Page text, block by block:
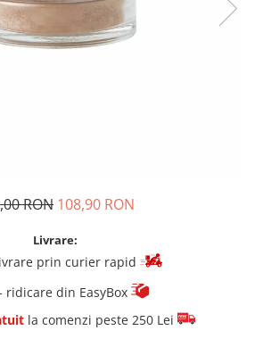
RON 108,90 RON
Livrare:
prin curier rapid
din EasyBox
la comenzi peste 250 Lei